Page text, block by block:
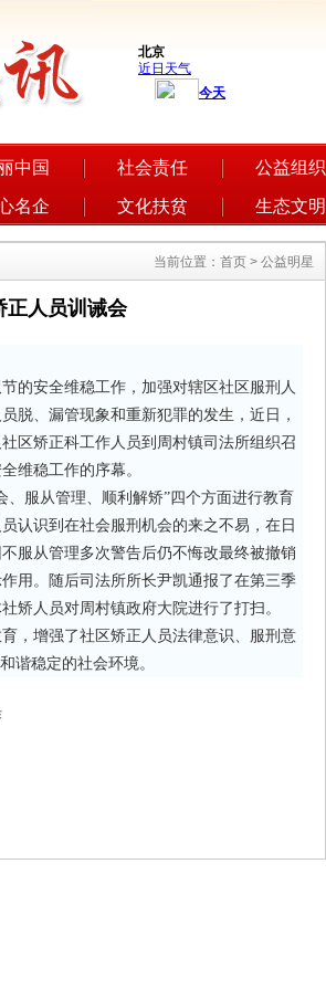
中国 社会责任 公益组织
名企 文化扶贫 生态文明
当前位置：首页 > 公益明星
正人员训诫会
的安全维稳工作，加强对辖区社区服刑人
脱、漏管现象和重新犯罪的发生，近日，
区矫正科工作人员到周村镇司法所组织召
维稳工作的序幕。
服从管理、顺利解矫”四个方面进行教育
认识到在社会服刑机会的来之不易，在日
服从管理多次警告后仍不悔改最终被撤销
用。随后司法所所长尹凯通报了在第三季
矫人员对周村镇政府大院进行了打扫。
增强了社区矫正人员法律意识、服刑意
谐稳定的社会环境。